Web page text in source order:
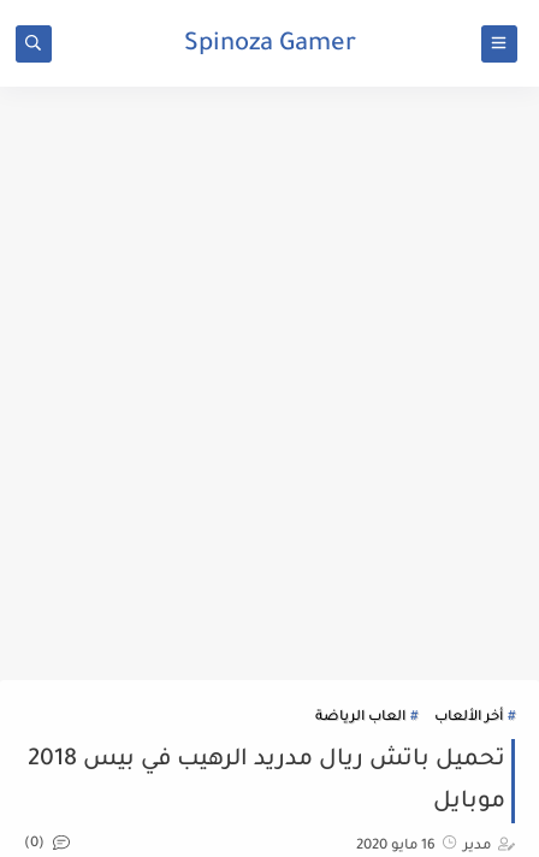
Spinoza Gamer
أخر الألعاب العاب الرياضة
تحميل باتش ريال مدريد الرهيب في بيس 2018
موبايل
مدير 16 مايو 2020 (0)